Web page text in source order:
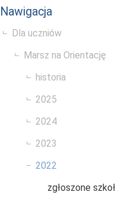
Nawigacja
Dla uczniów
Marsz na Orientację
historia
2025
2024
2023
2022
zgłoszone